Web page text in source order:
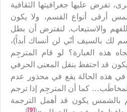
تفرض عليها جغرافيتها الثقافية
أرقى أنواع القسم، ولا يكون
والاستيعاب. لنفترض أن بطل
لك بالسيف أنّي لن أنساك أبداً)،
هذه العبارة؟ لو قام المترجِم
قد احتفظ بنقل المعنى الحرفي
هذه الحالة يقع في محذور عدم
كما أن المترجِم إذا ترجم
بالشمس يكون قد أهمل الترجمة
(
[9]
)